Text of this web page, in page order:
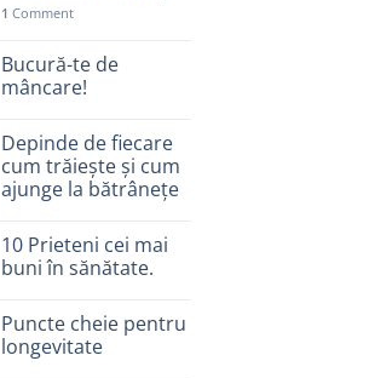
1 Comment
Bucură-te de
mâncare!
Depinde de fiecare
cum trăiește și cum
ajunge la bătrânețe
10 Prieteni cei mai
buni în sănătate.
Puncte cheie pentru
longevitate